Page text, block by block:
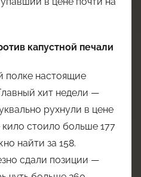
капустной печали
настоящие
хит недели —
рухнули в цене
стоило больше 177
найти за 158.
сдали позиции —